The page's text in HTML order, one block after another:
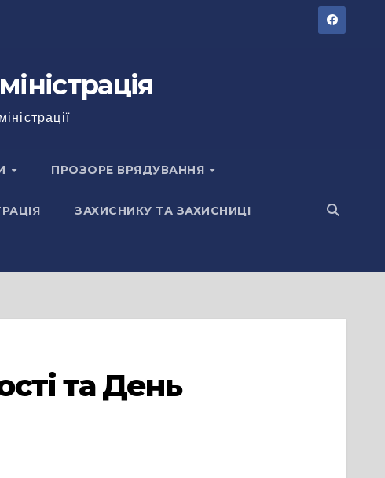
ПРОЗОРЕ ВРЯДУВАННЯ
ЗАХИСНИКУ ТА ЗАХИСНИЦІ
та День